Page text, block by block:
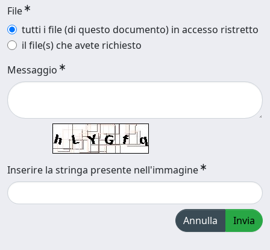
File
tutti i file (di questo documento) in accesso ristretto
il file(s) che avete richiesto
Messaggio
Inserire la stringa presente nell'immagine
Annulla Invia